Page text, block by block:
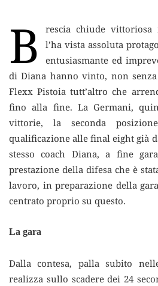
B
rescia chiude vittoriosa
l’ha vista assoluta
entusiasmante ed
di Diana hanno vinto, non
Flexx Pistoia tutt’altro che
fino alla fine. La Germani,
vittorie, la seconda
qualificazione alle final eight già
stesso coach Diana, a fine
prestazione della difesa che è
lavoro, in preparazione della
centrato proprio su questo.
La gara
Dalla contesa, palla subito
realizza sullo scadere dei 24